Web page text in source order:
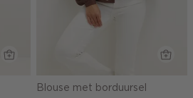
Blouse met borduursel